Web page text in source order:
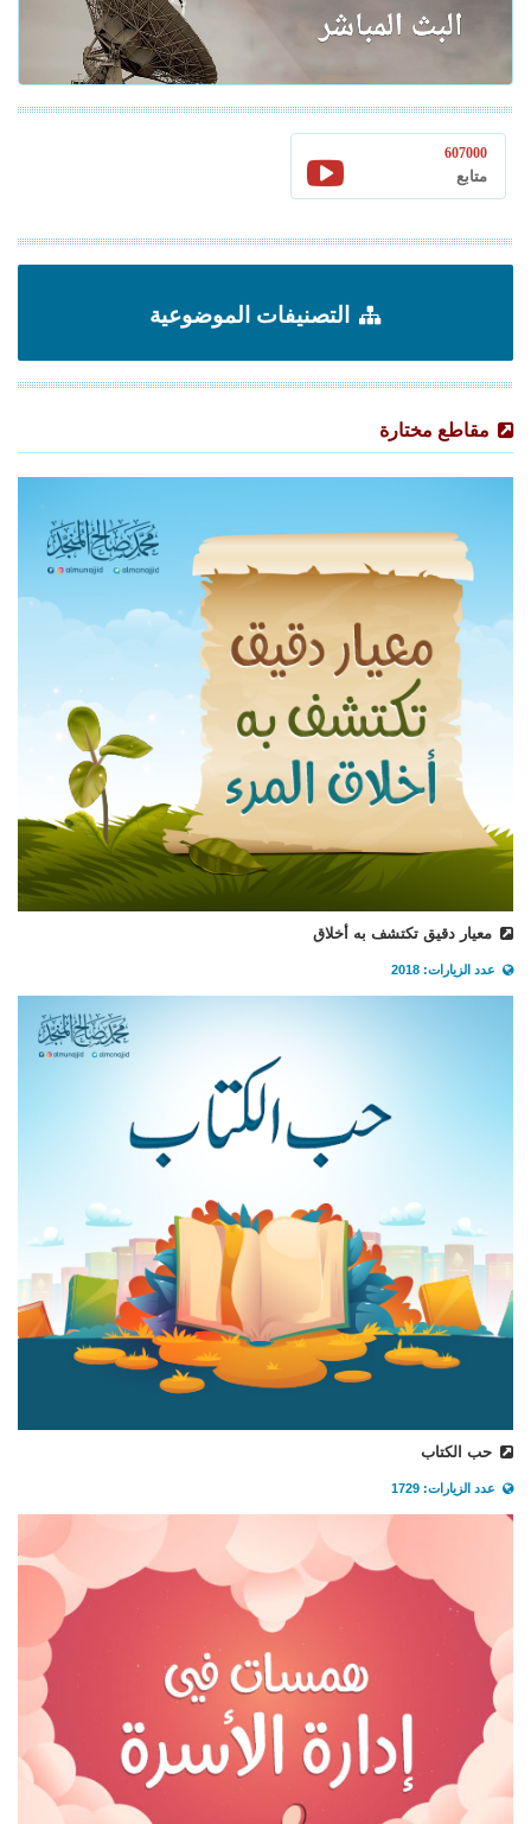
607000
متابع
التصنيفات الموضوعية
مقاطع مختارة
معيار دقيق تكتشف به أخلاق
عدد الزيارات: 2018
حب الكتاب
عدد الزيارات: 1729